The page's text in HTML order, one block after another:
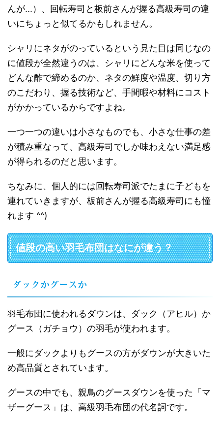
んが...）、回転寿司と板前さんが握る高級寿司の違
いにちょっと似てるかもしれません。
シャリにネタがのっているという見た目は同じなの
に値段が全然違うのは、シャリにどんな米を使って
どんな酢で締めるのか、ネタの鮮度や温度、切り方
のこだわり、握る技術など、手間暇や材料にコスト
がかかっているからですよね。
一つ一つの違いは小さなものでも、小さな仕事の差
が積み重なって、高級寿司でしか味わえない満足感
が得られるのだと思います。
ちなみに、個人的には回転寿司派でたまに子どもを
連れていきますが、板前さんが握る高級寿司にも憧
れます ^^)
値段の高い羽毛布団はなにが違う？
ダックかグースか
羽毛布団に使われるダウンは、ダック（アヒル）か
グース（ガチョウ）の羽毛が使われます。
一般にダックよりもグースの方がダウンが大きいた
め高品質とされています。
グースの中でも、親鳥のグースダウンを使った「マ
ザーグース」は、高級羽毛布団の代名詞です。